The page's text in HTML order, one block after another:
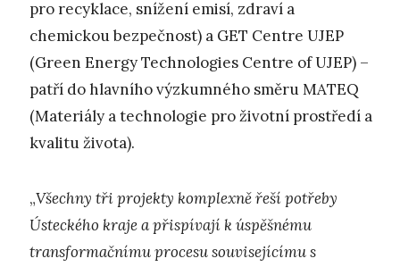
pro recyklace, snížení emisí, zdraví a
chemickou bezpečnost) a GET Centre UJEP
(Green Energy Technologies Centre of UJEP) –
patří do hlavního výzkumného směru MATEQ
(Materiály a technologie pro životní prostředí a
kvalitu života).
„Všechny tři projekty komplexně řeší potřeby
Ústeckého kraje a přispívají k úspěšnému
transformačnímu procesu souvisejícímu s